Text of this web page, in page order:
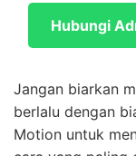
Hubungi
Jangan biarkan
berlalu dengan
Motion untuk